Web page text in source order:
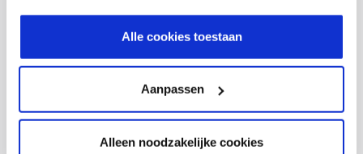
hoe wij jouw gegevensverwerken in onze privacy- en
Alle cookies toestaan
Aanpassen
Alleen noodzakelijke cookies
om gemeenschappelijke doelen te bereiken staat hoog
in het vaandel. Ctac is genoteerd aan Euronext
Amsterdam (ticker: CTAC) en heeft haar hoofdkantoor
in ’s-Hertogenbosch naast vestigingen in Wommelgem
(BE) en Parijs (FR).